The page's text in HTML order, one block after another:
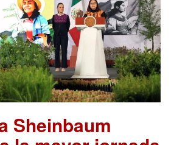
Sheinbaum